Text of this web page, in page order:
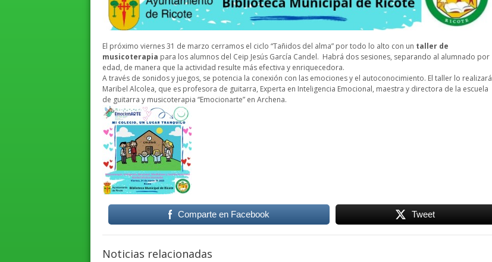
El próximo viernes 31 de marzo cerramos el ciclo “Tañidos del alma” por todo lo alto con un taller de
musicoterapia para los alumnos del Ceip Jesús García Candel. Habrá dos sesiones, separando al alumnado por
edad, de manera que la actividad resulte más efectiva y enriquecedora.
A través de sonidos y juegos, se potencia la conexión con las emociones y el autoconocimiento. El taller lo realizará
Maribel Alcolea, que es profesora de guitarra, Experta en Inteligencia Emocional, maestra y directora de la escuela
de guitarra y musicoterapia “Emocionarte” en Archena.
Comparte en Facebook Tweet
Noticias relacionadas